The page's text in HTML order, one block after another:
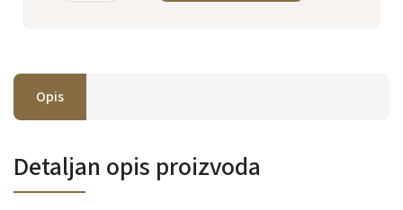
Opis
Detaljan opis proizvoda